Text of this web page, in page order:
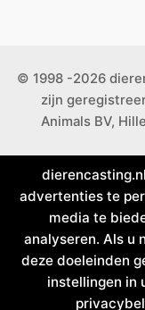
© 1998 -2026
zijn
Animals BV,
advertenties te
media te
analyseren. Als u
deze doeleinden
instellingen in